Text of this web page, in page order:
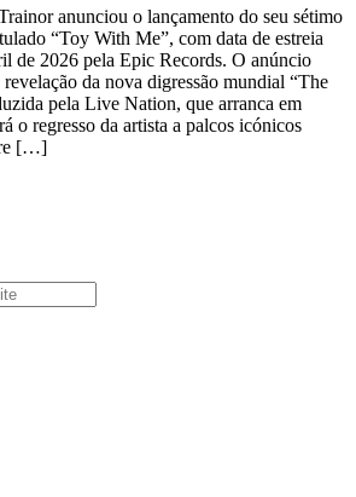
anunciou o lançamento do seu sétimo
“Toy With Me”, com data de estreia
de 2026 pela Epic Records. O anúncio
da nova digressão mundial “The
pela Live Nation, que arranca em
o regresso da artista a palcos icónicos
[…]